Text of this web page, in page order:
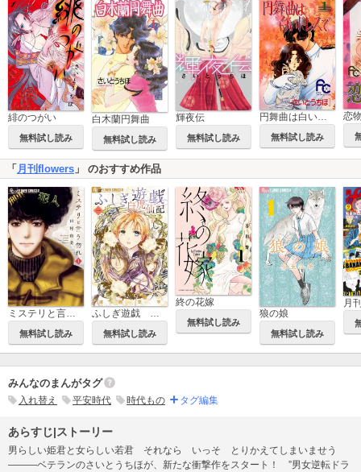
緋のつがい
無料試し読み
白木蘭円舞曲
無料試し読み
輝夜伝
無料試し読み
円舞曲は白いドレスで
無料試し読み
恋
「 月刊flowers 」 のおすすめ作品
無料試し読み 無料試し読み
終の花嫁
無料試し読み
狼の娘
無料試し読み
月
みんなのまんがタグ
入れ替え 平安時代 時代もの タグ編集
あらすじ|ストーリー
男らしい姫君と女らしい若君 それなら いっそ とりかえてしまいませう
―――ベテランのさいとうちほが、新たな衝撃作をスタート！ ”男女逆転ドラ